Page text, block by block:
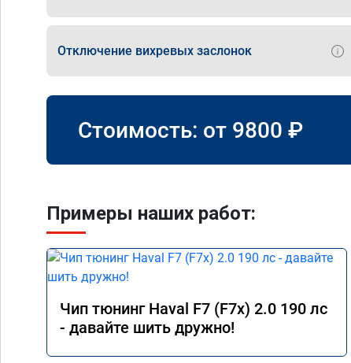
Отключение вихревых заслонок
Стоимость: от 9800 ₽
Примеры наших работ:
Чип тюнинг Haval F7 (F7x) 2.0 190 лс
- давайте шить дружно!